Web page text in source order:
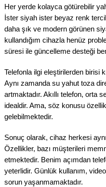
Her yerde kolayca götürebilir
İster siyah ister beyaz renk
daha şık ve modern görünen
kullandığım cihazla henüz
süresi ile güncelleme desteği
Telefonla ilgi eleştirilerden birisi
Aynı zamanda su yahut toza
artmaktadır. Akıllı telefon, orta
idealdir. Ama, söz konusu
gelebilmektedir.
Sonuç olarak, cihaz herkesi
Özellikler, bazı müşterileri
etmektedir. Benim açımdan
yeterlidir. Günlük kullanım,
sorun yaşanmamaktadır.